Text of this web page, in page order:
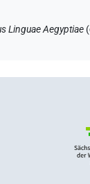
Linguae Aegyptiae (